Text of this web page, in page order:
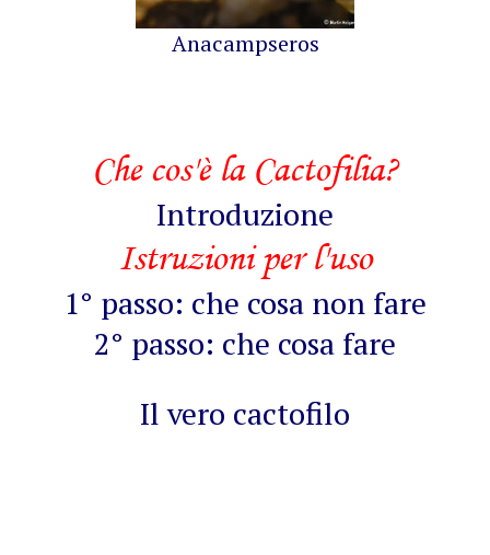
Anacampseros
Che cos'è la Cactofilia?
Introduzione
Istruzioni per l'uso
1° passo: che cosa non fare
2° passo: che cosa fare
Il vero cactofilo